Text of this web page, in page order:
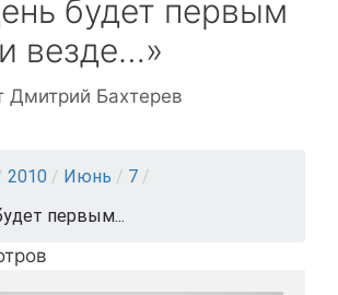
будет первым
везде…»
Дмитрий Бахтерев
2010 / Июнь / 7 /
первым...